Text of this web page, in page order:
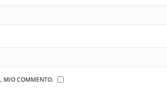
MIO COMMENTO.